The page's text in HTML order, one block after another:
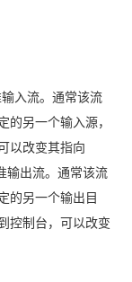
入流。通常该流
的另一个输入源，
以改变其指向
输出流。通常该流
的另一个输出目
控制台，可以改变